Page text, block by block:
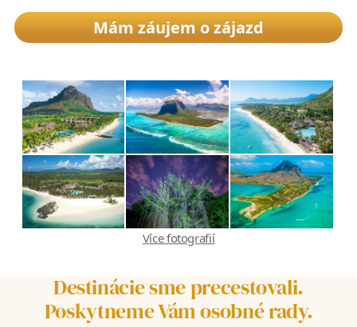
Mám záujem o zájazd
Více fotografií
Destinácie sme precestovali.
Poskytneme Vám osobné rady.